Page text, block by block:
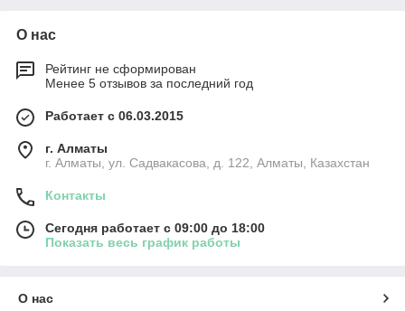
О нас
Рейтинг не сформирован
Менее 5 отзывов за последний год
Работает с 06.03.2015
г. Алматы
г. Алматы, ул. Садвакасова, д. 122, Алматы, Казахстан
Контакты
Сегодня работает с 09:00 до 18:00
Показать весь график работы
О нас